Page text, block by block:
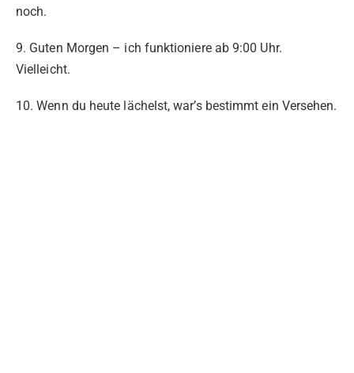
noch.
9. Guten Morgen – ich funktioniere ab 9:00 Uhr.
Vielleicht.
10. Wenn du heute lächelst, war’s bestimmt ein Versehen.